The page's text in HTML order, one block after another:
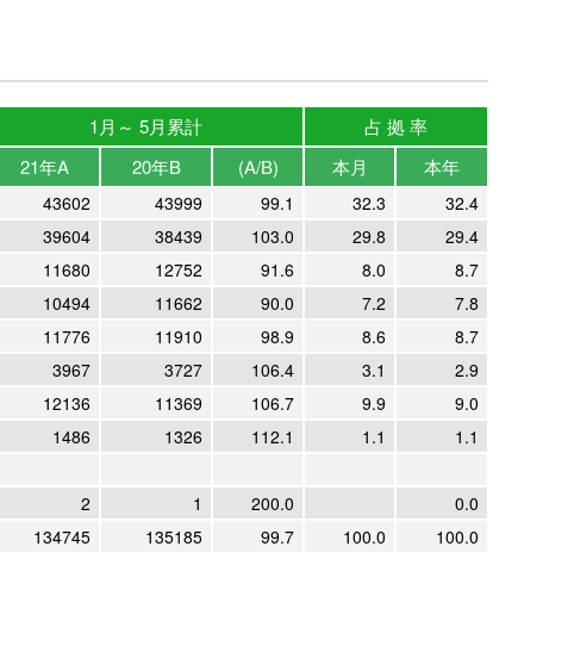
1月～ 5月累計
占 拠 率
21年A
20年B (A/B) 本月 本年
43602 43999 99.1 32.3
32.4
39604 38439 103.0 29.8
29.4
11680 12752 91.6 8.0
8.7
10494 11662 90.0 7.2
7.8
11776 11910 98.9 8.6
8.7
3967 3727 106.4 3.1
2.9
12136 11369 106.7 9.9
9.0
1486 1326 112.1 1.1
1.1
2 1 200.0
0.0
134745 135185 99.7 100.0 100.0